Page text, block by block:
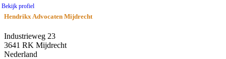
Bekijk profiel
Hendrikx Advocaten Mijdrecht
Industrieweg 23
3641 RK Mijdrecht
Nederland